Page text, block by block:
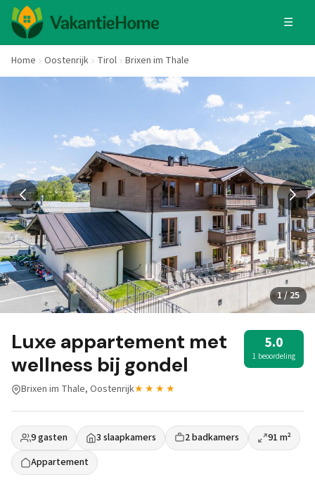
☰
Home Oostenrijk Tirol Brixen im Thale
1 / 25
Luxe appartement met
wellness bij gondel
5.0
1 beoordeling
Brixen im Thale, Oostenrijk★★★★
9 gasten 3 slaapkamers 2 badkamers
91 m²
Appartement